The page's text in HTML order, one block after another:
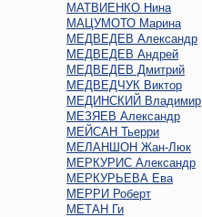
МАТВИЕНКО Нина
МАЦУМОТО Марина
МЕДВЕДЕВ Александр
МЕДВЕДЕВ Андрей
МЕДВЕДЕВ Дмитрий
МЕДВЕДЧУК Виктор
МЕДИНСКИЙ Владимир
МЕЗЯЕВ Александр
МЕЙСАН Тьерри
МЕЛАНШОН Жан-Люк
МЕРКУРИС Александр
МЕРКУРЬЕВА Ева
МЕРРИ Роберт
МЕТАН Ги